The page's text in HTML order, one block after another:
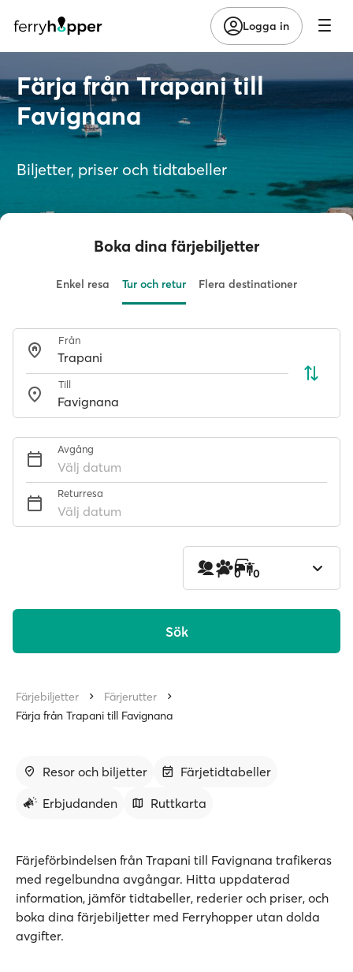
Logga in
Färja från Trapani till
Favignana
Biljetter, priser och tidtabeller
Boka dina färjebiljetter
Enkel resa Tur och retur Flera destinationer
Från
Till
Avgång
Välj datum
Returresa
Välj datum
1 0 0
Sök
Färjebiljetter
Färjerutter
Färja från Trapani till Favignana
Resor och biljetter
Färjetidtabeller
Erbjudanden
Ruttkarta
Färjeförbindelsen från Trapani till Favignana trafikeras
med regelbundna avgångar. Hitta uppdaterad
information, jämför tidtabeller, rederier och priser, och
boka dina färjebiljetter med Ferryhopper utan dolda
avgifter.